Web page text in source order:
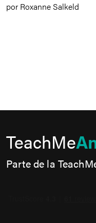
por Roxanne Salkeld
TeachMe
Parte de la